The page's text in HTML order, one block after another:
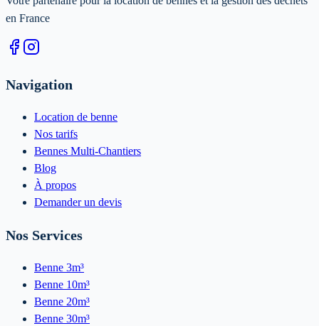
en France
Navigation
Location de benne
Nos tarifs
Bennes Multi-Chantiers
Blog
À propos
Demander un devis
Nos Services
Benne 3m³
Benne 10m³
Benne 20m³
Benne 30m³